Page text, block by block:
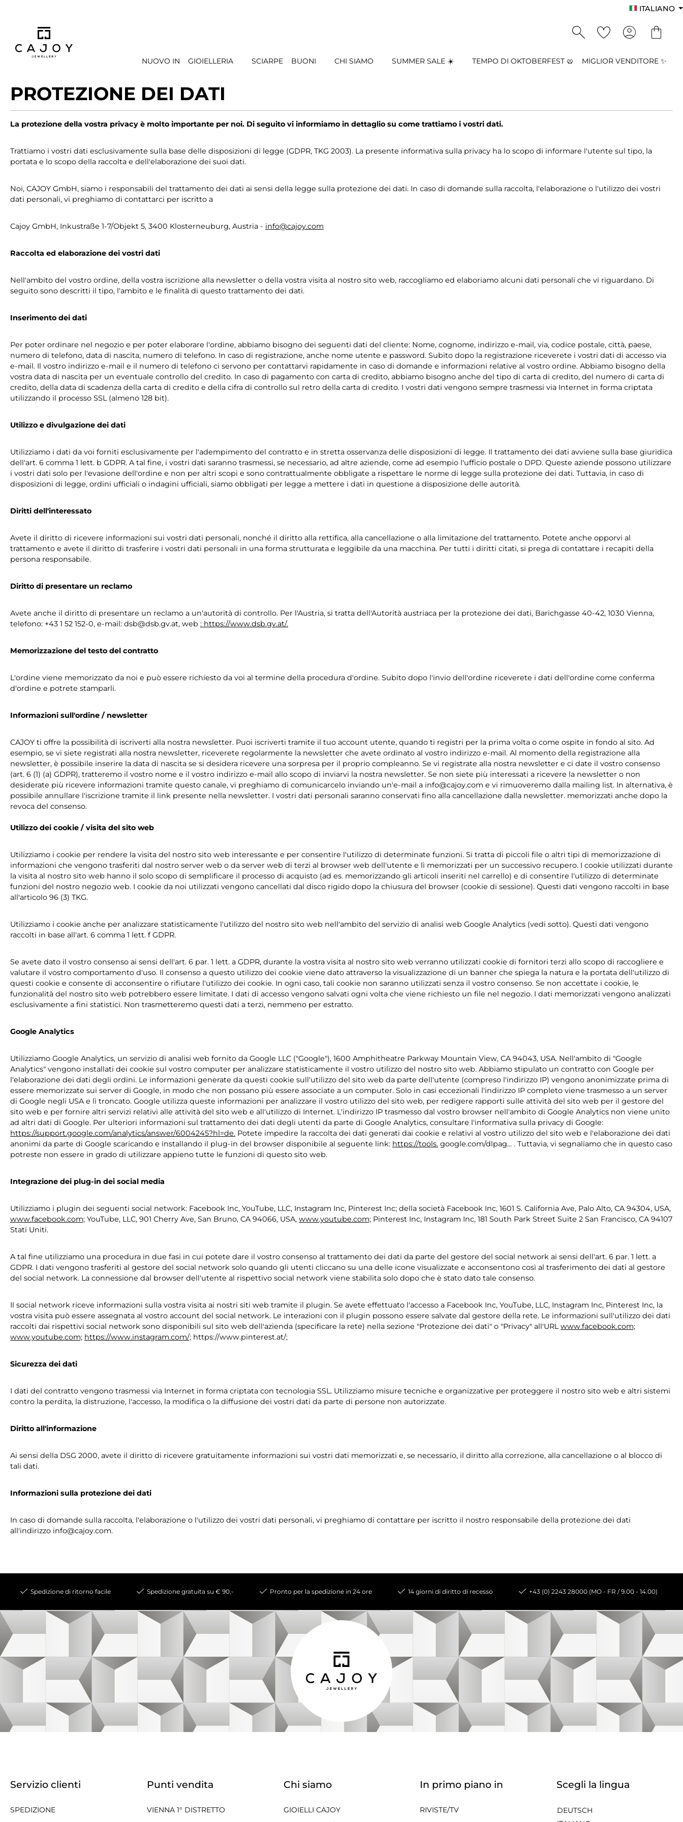
ITALIANO
NUOVO IN GIOIELLERIA SCIARPE BUONI CHI SIAMO SUMMER SALE ☀️ TEMPO DI OKTOBERFEST 🥨 MIGLIOR VENDITORE ✨
PROTEZIONE DEI DATI
La protezione della vostra privacy è molto importante per noi. Di seguito vi informiamo in dettaglio su come trattiamo i vostri dati.
Trattiamo i vostri dati esclusivamente sulla base delle disposizioni di legge (GDPR, TKG 2003). La presente informativa sulla privacy ha lo scopo di informare l'utente sul tipo, la
portata e lo scopo della raccolta e dell'elaborazione dei suoi dati.
Noi, CAJOY GmbH, siamo i responsabili del trattamento dei dati ai sensi della legge sulla protezione dei dati. In caso di domande sulla raccolta, l'elaborazione o l'utilizzo dei vostri
dati personali, vi preghiamo di contattarci per iscritto a
Cajoy GmbH, Inkustraße 1-7/Objekt 5, 3400 Klosterneuburg, Austria - info@cajoy.com
Raccolta ed elaborazione dei vostri dati
Nell'ambito del vostro ordine, della vostra iscrizione alla newsletter o della vostra visita al nostro sito web, raccogliamo ed elaboriamo alcuni dati personali che vi riguardano. Di
seguito sono descritti il tipo, l'ambito e le finalità di questo trattamento dei dati.
Inserimento dei dati
Per poter ordinare nel negozio e per poter elaborare l'ordine, abbiamo bisogno dei seguenti dati del cliente: Nome, cognome, indirizzo e-mail, via, codice postale, città, paese,
numero di telefono, data di nascita, numero di telefono. In caso di registrazione, anche nome utente e password. Subito dopo la registrazione riceverete i vostri dati di accesso via
e-mail. Il vostro indirizzo e-mail e il numero di telefono ci servono per contattarvi rapidamente in caso di domande e informazioni relative al vostro ordine. Abbiamo bisogno della
vostra data di nascita per un eventuale controllo del credito. In caso di pagamento con carta di credito, abbiamo bisogno anche del tipo di carta di credito, del numero di carta di
credito, della data di scadenza della carta di credito e della cifra di controllo sul retro della carta di credito. I vostri dati vengono sempre trasmessi via Internet in forma criptata
utilizzando il processo SSL (almeno 128 bit).
Utilizzo e divulgazione dei dati
Utilizziamo i dati da voi forniti esclusivamente per l'adempimento del contratto e in stretta osservanza delle disposizioni di legge. Il trattamento dei dati avviene sulla base giuridica
dell'art. 6 comma 1 lett. b GDPR. A tal fine, i vostri dati saranno trasmessi, se necessario, ad altre aziende, come ad esempio l'ufficio postale o DPD. Queste aziende possono utilizzare
i vostri dati solo per l'evasione dell'ordine e non per altri scopi e sono contrattualmente obbligate a rispettare le norme di legge sulla protezione dei dati. Tuttavia, in caso di
disposizioni di legge, ordini ufficiali o indagini ufficiali, siamo obbligati per legge a mettere i dati in questione a disposizione delle autorità.
Diritti dell'interessato
Avete il diritto di ricevere informazioni sui vostri dati personali, nonché il diritto alla rettifica, alla cancellazione o alla limitazione del trattamento. Potete anche opporvi al
trattamento e avete il diritto di trasferire i vostri dati personali in una forma strutturata e leggibile da una macchina. Per tutti i diritti citati, si prega di contattare i recapiti della
persona responsabile.
Diritto di presentare un reclamo
Avete anche il diritto di presentare un reclamo a un'autorità di controllo. Per l'Austria, si tratta dell'Autorità austriaca per la protezione dei dati, Barichgasse 40-42, 1030 Vienna,
telefono: +43 1 52 152-0, e-mail: dsb@dsb.gv.at, web : https://www.dsb.gv.at/.
Memorizzazione del testo del contratto
L'ordine viene memorizzato da noi e può essere richiesto da voi al termine della procedura d'ordine. Subito dopo l'invio dell'ordine riceverete i dati dell'ordine come conferma
d'ordine e potrete stamparli.
Informazioni sull'ordine / newsletter
CAJOY ti offre la possibilità di iscriverti alla nostra newsletter. Puoi iscriverti tramite il tuo account utente, quando ti registri per la prima volta o come ospite in fondo al sito. Ad
esempio, se vi siete registrati alla nostra newsletter, riceverete regolarmente la newsletter che avete ordinato al vostro indirizzo e-mail. Al momento della registrazione alla
newsletter, è possibile inserire la data di nascita se si desidera ricevere una sorpresa per il proprio compleanno. Se vi registrate alla nostra newsletter e ci date il vostro consenso
(art. 6 (1) (a) GDPR), tratteremo il vostro nome e il vostro indirizzo e-mail allo scopo di inviarvi la nostra newsletter. Se non siete più interessati a ricevere la newsletter o non
desiderate più ricevere informazioni tramite questo canale, vi preghiamo di comunicarcelo inviando un'e-mail a info@cajoy.com e vi rimuoveremo dalla mailing list. In alternativa, è
possibile annullare l'iscrizione tramite il link presente nella newsletter. I vostri dati personali saranno conservati fino alla cancellazione dalla newsletter. memorizzati anche dopo la
revoca del consenso.
Utilizzo dei cookie / visita del sito web
Utilizziamo i cookie per rendere la visita del nostro sito web interessante e per consentire l'utilizzo di determinate funzioni. Si tratta di piccoli file o altri tipi di memorizzazione di
informazioni che vengono trasferiti dal nostro server web o da server web di terzi al browser web dell'utente e lì memorizzati per un successivo recupero. I cookie utilizzati durante
la visita al nostro sito web hanno il solo scopo di semplificare il processo di acquisto (ad es. memorizzando gli articoli inseriti nel carrello) e di consentire l'utilizzo di determinate
funzioni del nostro negozio web. I cookie da noi utilizzati vengono cancellati dal disco rigido dopo la chiusura del browser (cookie di sessione). Questi dati vengono raccolti in base
all'articolo 96 (3) TKG.
Utilizziamo i cookie anche per analizzare statisticamente l'utilizzo del nostro sito web nell'ambito del servizio di analisi web Google Analytics (vedi sotto). Questi dati vengono
raccolti in base all'art. 6 comma 1 lett. f GDPR.
Se avete dato il vostro consenso ai sensi dell'art. 6 par. 1 lett. a GDPR, durante la vostra visita al nostro sito web verranno utilizzati cookie di fornitori terzi allo scopo di raccogliere e
valutare il vostro comportamento d'uso. Il consenso a questo utilizzo dei cookie viene dato attraverso la visualizzazione di un banner che spiega la natura e la portata dell'utilizzo di
questi cookie e consente di acconsentire o rifiutare l'utilizzo dei cookie. In ogni caso, tali cookie non saranno utilizzati senza il vostro consenso. Se non accettate i cookie, le
funzionalità del nostro sito web potrebbero essere limitate. I dati di accesso vengono salvati ogni volta che viene richiesto un file nel negozio. I dati memorizzati vengono analizzati
esclusivamente a fini statistici. Non trasmetteremo questi dati a terzi, nemmeno per estratto.
Google Analytics
Utilizziamo Google Analytics, un servizio di analisi web fornito da Google LLC ("Google"), 1600 Amphitheatre Parkway Mountain View, CA 94043, USA. Nell'ambito di "Google
Analytics" vengono installati dei cookie sul vostro computer per analizzare statisticamente il vostro utilizzo del nostro sito web. Abbiamo stipulato un contratto con Google per
l'elaborazione dei dati degli ordini. Le informazioni generate da questi cookie sull'utilizzo del sito web da parte dell'utente (compreso l'indirizzo IP) vengono anonimizzate prima di
essere memorizzate sui server di Google, in modo che non possano più essere associate a un computer. Solo in casi eccezionali l'indirizzo IP completo viene trasmesso a un server
di Google negli USA e lì troncato. Google utilizza queste informazioni per analizzare il vostro utilizzo del sito web, per redigere rapporti sulle attività del sito web per il gestore del
sito web e per fornire altri servizi relativi alle attività del sito web e all'utilizzo di Internet. L'indirizzo IP trasmesso dal vostro browser nell'ambito di Google Analytics non viene unito
ad altri dati di Google. Per ulteriori informazioni sul trattamento dei dati degli utenti da parte di Google Analytics, consultare l'informativa sulla privacy di Google:
https://support.google.com/analytics/answer/6004245?hl=de. Potete impedire la raccolta dei dati generati dai cookie e relativi al vostro utilizzo del sito web e l'elaborazione dei dati
anonimi da parte di Google scaricando e installando il plug-in del browser disponibile al seguente link: https://tools. google.com/dlpag... . Tuttavia, vi segnaliamo che in questo caso
potreste non essere in grado di utilizzare appieno tutte le funzioni di questo sito web.
Integrazione dei plug-in dei social media
Utilizziamo i plugin dei seguenti social network: Facebook Inc, YouTube, LLC, Instagram Inc, Pinterest Inc; della società Facebook Inc, 1601 S. California Ave, Palo Alto, CA 94304, USA,
www.facebook.com; YouTube, LLC, 901 Cherry Ave, San Bruno, CA 94066, USA, www.youtube.com; Pinterest Inc, Instagram Inc, 181 South Park Street Suite 2 San Francisco, CA 94107
Stati Uniti.
A tal fine utilizziamo una procedura in due fasi in cui potete dare il vostro consenso al trattamento dei dati da parte del gestore del social network ai sensi dell'art. 6 par. 1 lett. a
GDPR. I dati vengono trasferiti al gestore del social network solo quando gli utenti cliccano su una delle icone visualizzate e acconsentono così al trasferimento dei dati al gestore
del social network. La connessione dal browser dell'utente al rispettivo social network viene stabilita solo dopo che è stato dato tale consenso.
Il social network riceve informazioni sulla vostra visita ai nostri siti web tramite il plugin. Se avete effettuato l'accesso a Facebook Inc, YouTube, LLC, Instagram Inc, Pinterest Inc, la
vostra visita può essere assegnata al vostro account del social network. Le interazioni con il plugin possono essere salvate dal gestore della rete. Le informazioni sull'utilizzo dei dati
raccolti dai rispettivi social network sono disponibili sul sito web dell'azienda (specificare la rete) nella sezione "Protezione dei dati" o "Privacy" all'URLwww.facebook.com;
www.youtube.com; https://www.instagram.com/; https://www.pinterest.at/;
Sicurezza dei dati
I dati del contratto vengono trasmessi via Internet in forma criptata con tecnologia SSL. Utilizziamo misure tecniche e organizzative per proteggere il nostro sito web e altri sistemi
contro la perdita, la distruzione, l'accesso, la modifica o la diffusione dei vostri dati da parte di persone non autorizzate.
Diritto all'informazione
Ai sensi della DSG 2000, avete il diritto di ricevere gratuitamente informazioni sui vostri dati memorizzati e, se necessario, il diritto alla correzione, alla cancellazione o al blocco di
tali dati.
Informazioni sulla protezione dei dati
In caso di domande sulla raccolta, l'elaborazione o l'utilizzo dei vostri dati personali, vi preghiamo di contattare per iscritto il nostro responsabile della protezione dei dati
all'indirizzo info@cajoy.com.
Spedizione di ritorno facile Spedizione gratuita su € 90,- Pronto per la spedizione in 24 ore 14 giorni di diritto di recesso +43 (0) 2243 28000 (MO - FR / 9.00 - 14.00)
Servizio clienti
SPEDIZIONE
Punti vendita
VIENNA 1° DISTRETTO
Chi siamo
GIOIELLI CAJOY
In primo piano in
RIVISTE/TV
Scegli la lingua
DEUTSCH